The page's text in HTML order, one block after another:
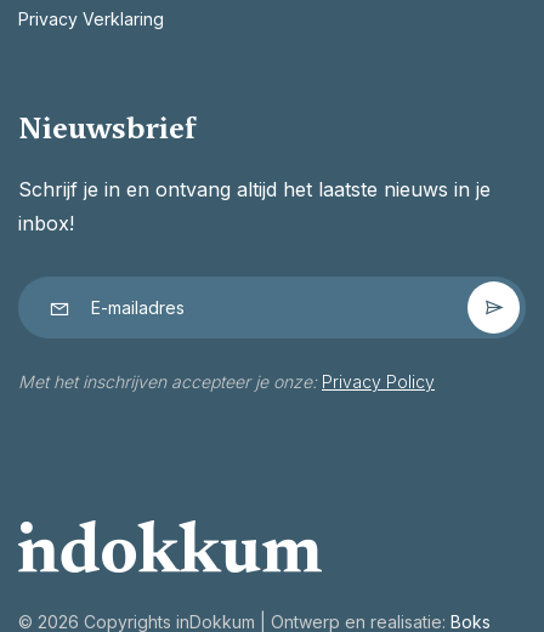
Privacy Verklaring
Nieuwsbrief
Schrijf je in en ontvang altijd het laatste nieuws in je
inbox!
Met het inschrijven accepteer je onze: Privacy Policy
© 2026 Copyrights inDokkum | Ontwerp en realisatie: Boks